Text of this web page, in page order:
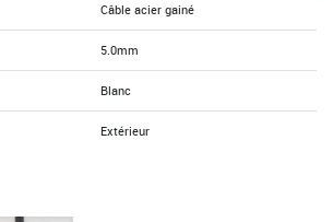
Câble acier gainé
5.0mm
Blanc
Extérieur